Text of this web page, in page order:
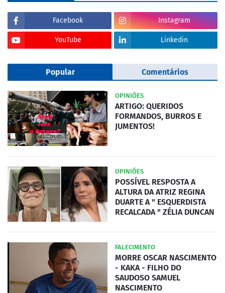
Facebook Instagram
YouTube Linkedin
Popular Comentários
OPINIÕES
ARTIGO: QUERIDOS
FORMANDOS, BURROS E
JUMENTOS!
OPINIÕES
POSSÍVEL RESPOSTA A
ALTURA DA ATRIZ REGINA
DUARTE A " ESQUERDISTA
RECALCADA " ZÉLIA DUNCAN
FALECIMENTO
MORRE OSCAR NASCIMENTO
- KAKA - FILHO DO
SAUDOSO SAMUEL
NASCIMENTO